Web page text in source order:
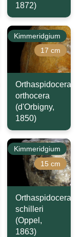
1872)
Kimmeridgium
17 cm
Orthaspidoceras
orthocera
(d'Orbigny,
1850)
Kimmeridgium
15 cm
Orthaspidoceras
schilleri
(Oppel,
1863)